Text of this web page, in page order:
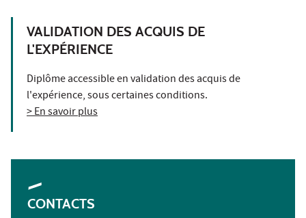
VALIDATION DES ACQUIS DE
L'EXPÉRIENCE
Diplôme accessible en validation des acquis de
l'expérience, sous certaines conditions.
> En savoir plus
CONTACTS